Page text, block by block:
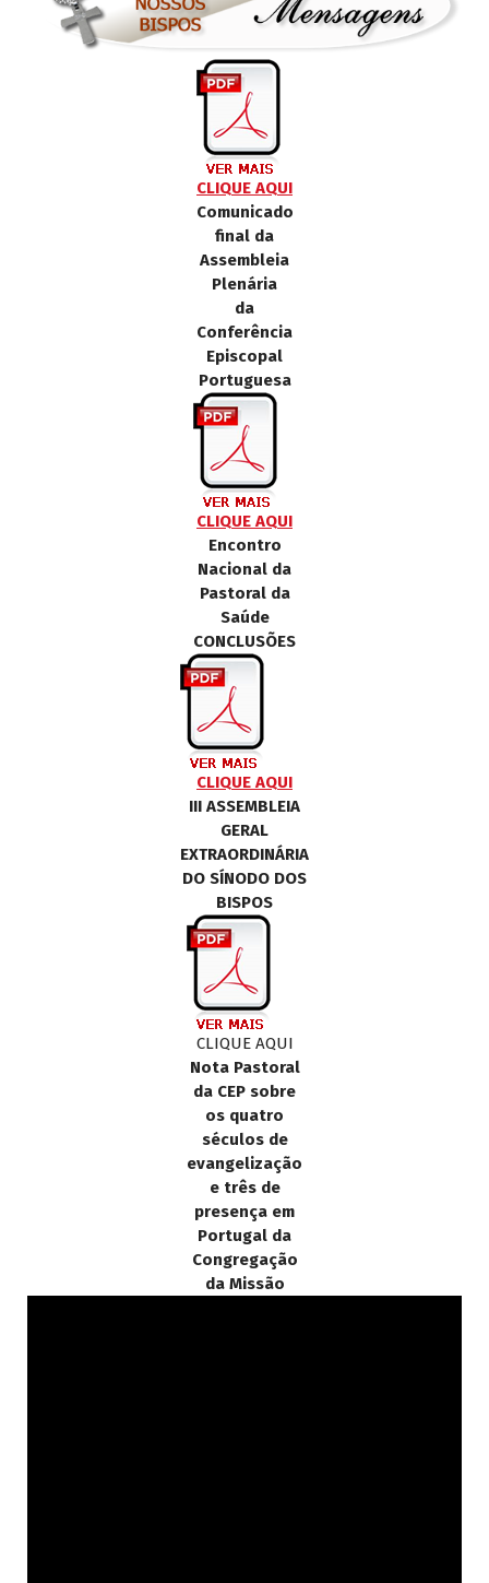
CLIQUE AQUI
Comunicado
final da
Assembleia
Plenária
da
Conferência
Episcopal
Portuguesa
CLIQUE AQUI
Encontro
Nacional da
Pastoral da
Saúde
CONCLUSÕES
CLIQUE AQUI
III ASSEMBLEIA
GERAL
EXTRAORDINÁRIA
DO SÍNODO DOS
BISPOS
CLIQUE AQUI
Nota Pastoral
da CEP sobre
os quatro
séculos de
evangelização
e três de
presença em
Portugal da
Congregação
da Missão